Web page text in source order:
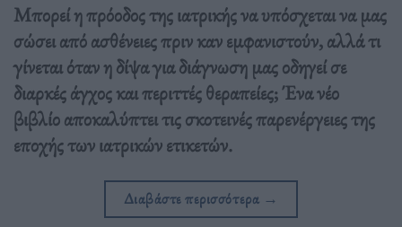
Μπορεί η πρόοδος της ιατρικής να υπόσχεται να μας
σώσει από ασθένειες πριν καν εμφανιστούν, αλλά τι
γίνεται όταν η δίψα για διάγνωση μας οδηγεί σε
διαρκές άγχος και περιττές θεραπείες; Ένα νέο
βιβλίο αποκαλύπτει τις σκοτεινές παρενέργειες της
εποχής των ιατρικών ετικετών.
Διαβάστε περισσότερα →